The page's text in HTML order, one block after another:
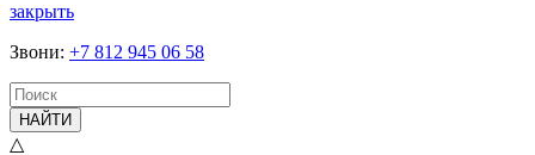
закрыть
Звони: +7 812 945 06 58
НАЙТИ
△